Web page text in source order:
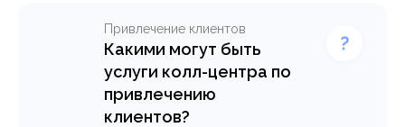
клиентов, как настроить
входящий поток,
использовать колл-центр и
повысить повторные
продажи.
Привлечение клиентов
Какими могут быть
услуги колл-центра по
привлечению
клиентов?